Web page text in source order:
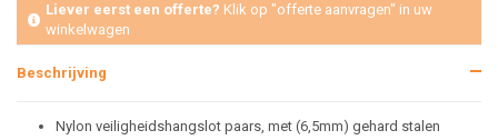
Liever eerst een offerte? Klik op "offerte aanvragen" in uw
winkelwagen
Beschrijving
Nylon veiligheidshangslot paars, met (6,5mm) gehard stalen